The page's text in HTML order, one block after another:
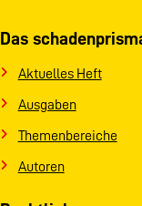
Das
Aktuelles Heft
Ausgaben
Themenbereiche
Autoren